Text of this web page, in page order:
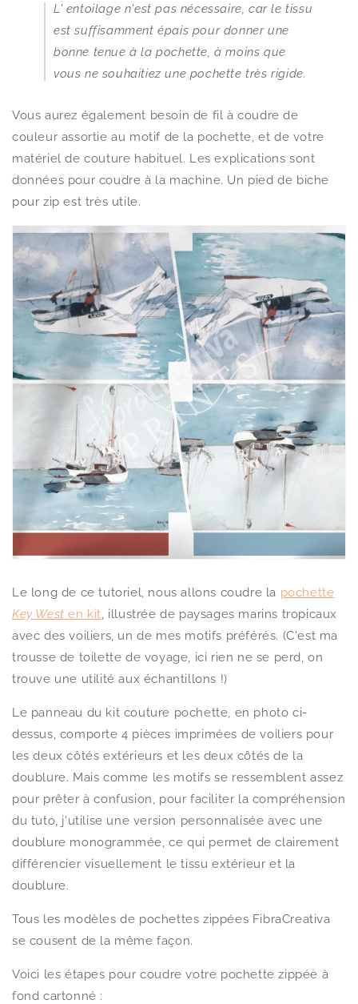
L' entoilage n'est pas nécessaire, car le tissu
est suffisamment épais pour donner une
bonne tenue à la pochette, à moins que
vous ne souhaitiez une pochette très rigide.
Vous aurez également besoin de fil à coudre de
couleur assortie au motif de la pochette, et de votre
matériel de couture habituel. Les explications sont
données pour coudre à la machine. Un pied de biche
pour zip est très utile.
Le long de ce tutoriel, nous allons coudre la pochette
Key Westen kit, illustrée de paysages marins tropicaux
avec des voiliers, un de mes motifs préférés. (C'est ma
trousse de toilette de voyage, ici rien ne se perd, on
trouve une utilité aux échantillons !)
Le panneau du kit couture pochette, en photo ci-
dessus, comporte 4 pièces imprimées de voiliers pour
les deux côtés extérieurs et les deux côtés de la
doublure. Mais comme les motifs se ressemblent assez
pour prêter à confusion, pour faciliter la compréhension
du tuto, j'utilise une version personnalisée avec une
doublure monogrammée, ce qui permet de clairement
différencier visuellement le tissu extérieur et la
doublure.
Tous les modèles de pochettes zippées FibraCreativa
se cousent de la même façon.
Voici les étapes pour coudre votre pochette zippée à
fond cartonné :